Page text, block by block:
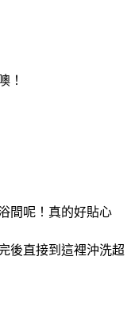
！
間呢！真的好貼心
後直接到這裡沖洗超